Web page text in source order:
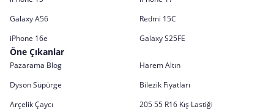
Galaxy A56
Redmi 15C
iPhone 16e
Galaxy S25FE
Öne Çıkanlar
Pazarama Blog
Harem Altın
Dyson Süpürge
Bilezik Fiyatları
Arçelik Çaycı
205 55 R16 Kış Lastiği